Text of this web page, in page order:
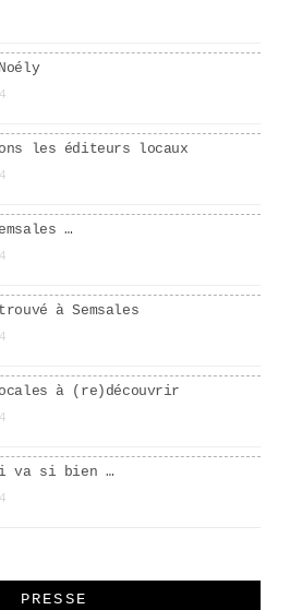
les éditeurs locaux
…
à Semsales
à (re)découvrir
va si bien …
PRESSE